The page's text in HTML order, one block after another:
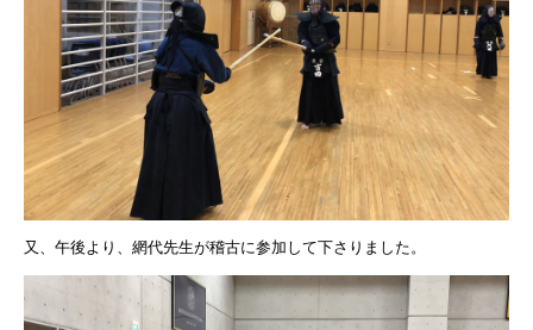
又、午後より、網代先生が稽古に参加して下さりました。